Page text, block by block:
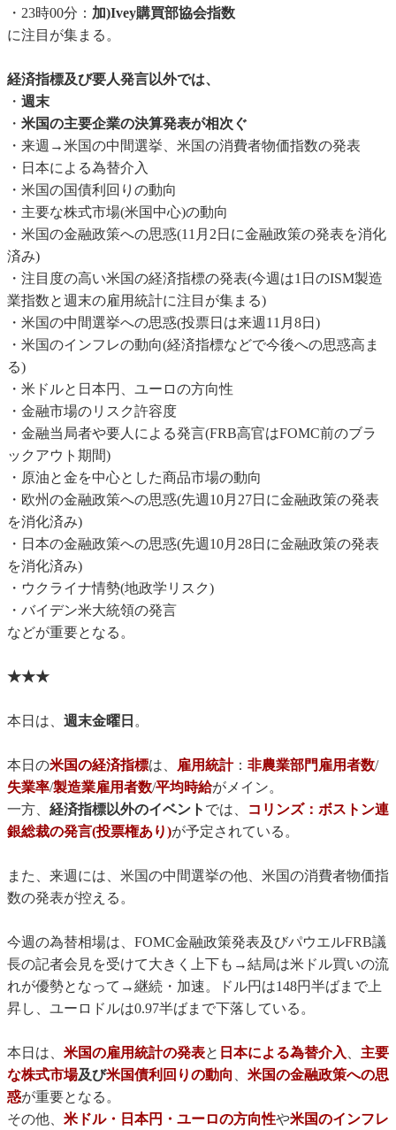
・23時00分： 加)Ivey購買部協会指数
に注目が集まる。
経済指標及び要人発言以外では、
・ 週末
・ 米国の主要企業の決算発表が相次ぐ
・来週→米国の中間選挙、米国の消費者物価指数の発表
・日本による為替介入
・米国の国債利回りの動向
・主要な株式市場(米国中心)の動向
・米国の金融政策への思惑(11月2日に金融政策の発表を消化
済み)
・注目度の高い米国の経済指標の発表(今週は1日のISM製造
業指数と週末の雇用統計に注目が集まる)
・米国の中間選挙への思惑(投票日は来週11月8日)
・米国のインフレの動向(経済指標などで今後への思惑高ま
る)
・米ドルと日本円、ユーロの方向性
・金融市場のリスク許容度
・金融当局者や要人による発言(FRB高官はFOMC前のブラ
ックアウト期間)
・原油と金を中心とした商品市場の動向
・欧州の金融政策への思惑(先週10月27日に金融政策の発表
を消化済み)
・日本の金融政策への思惑(先週10月28日に金融政策の発表
を消化済み)
・ウクライナ情勢(地政学リスク)
・バイデン米大統領の発言
などが重要となる。
★★★
本日は、 週末金曜日 。
本日の米国の経済指標は、 雇用統計： 非農業部門雇用者数/
失業率/製造業雇用者数/平均時給がメイン。
一方、 経済指標以外のイベント では、
コリンズ：ボストン連
銀総裁の発言(投票権あり)が予定されている。
また、来週には、米国の中間選挙の他、米国の消費者物価指
数の発表が控える。
今週の為替相場は、FOMC金融政策発表及びパウエルFRB議
長の記者会見を受けて大きく上下も→結局は米ドル買いの流
れが優勢となって→継続・加速。ドル円は148円半ばまで上
昇し、ユーロドルは0.97半ばまで下落している。
本日は、 米国の雇用統計の発表と 日本による為替介入、 主要
な株式市場及び米国債利回りの動向 、 米国の金融政策への思
惑が重要となる。
その他、 米ドル・日本円・ユーロの方向性や米国のインフレ